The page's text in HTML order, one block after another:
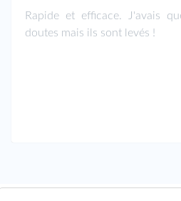
Rapide et efficace. J'avais
doutes mais ils sont levés !